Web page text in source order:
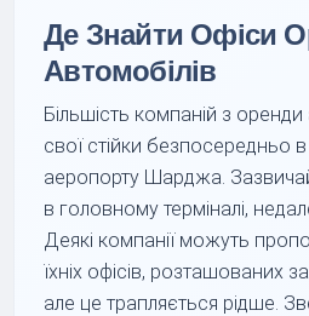
Де Знайти Офіси
Автомобілів
Більшість компаній з
свої стійки безпосередньо в
аеропорту Шарджа.
в головному терміналі,
Деякі компанії можуть
їхніх офісів, розташованих
але це трапляється рідше.